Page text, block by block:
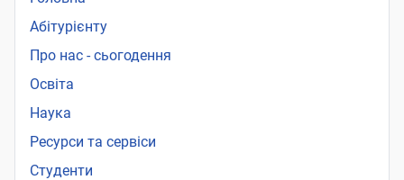
Абітурієнту
Про нас - сьогодення
Освіта
Наука
Ресурси та сервіси
Студенти